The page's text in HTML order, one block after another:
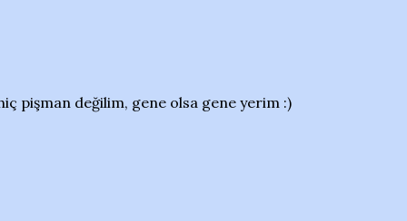
pişman değilim, gene olsa gene yerim :)